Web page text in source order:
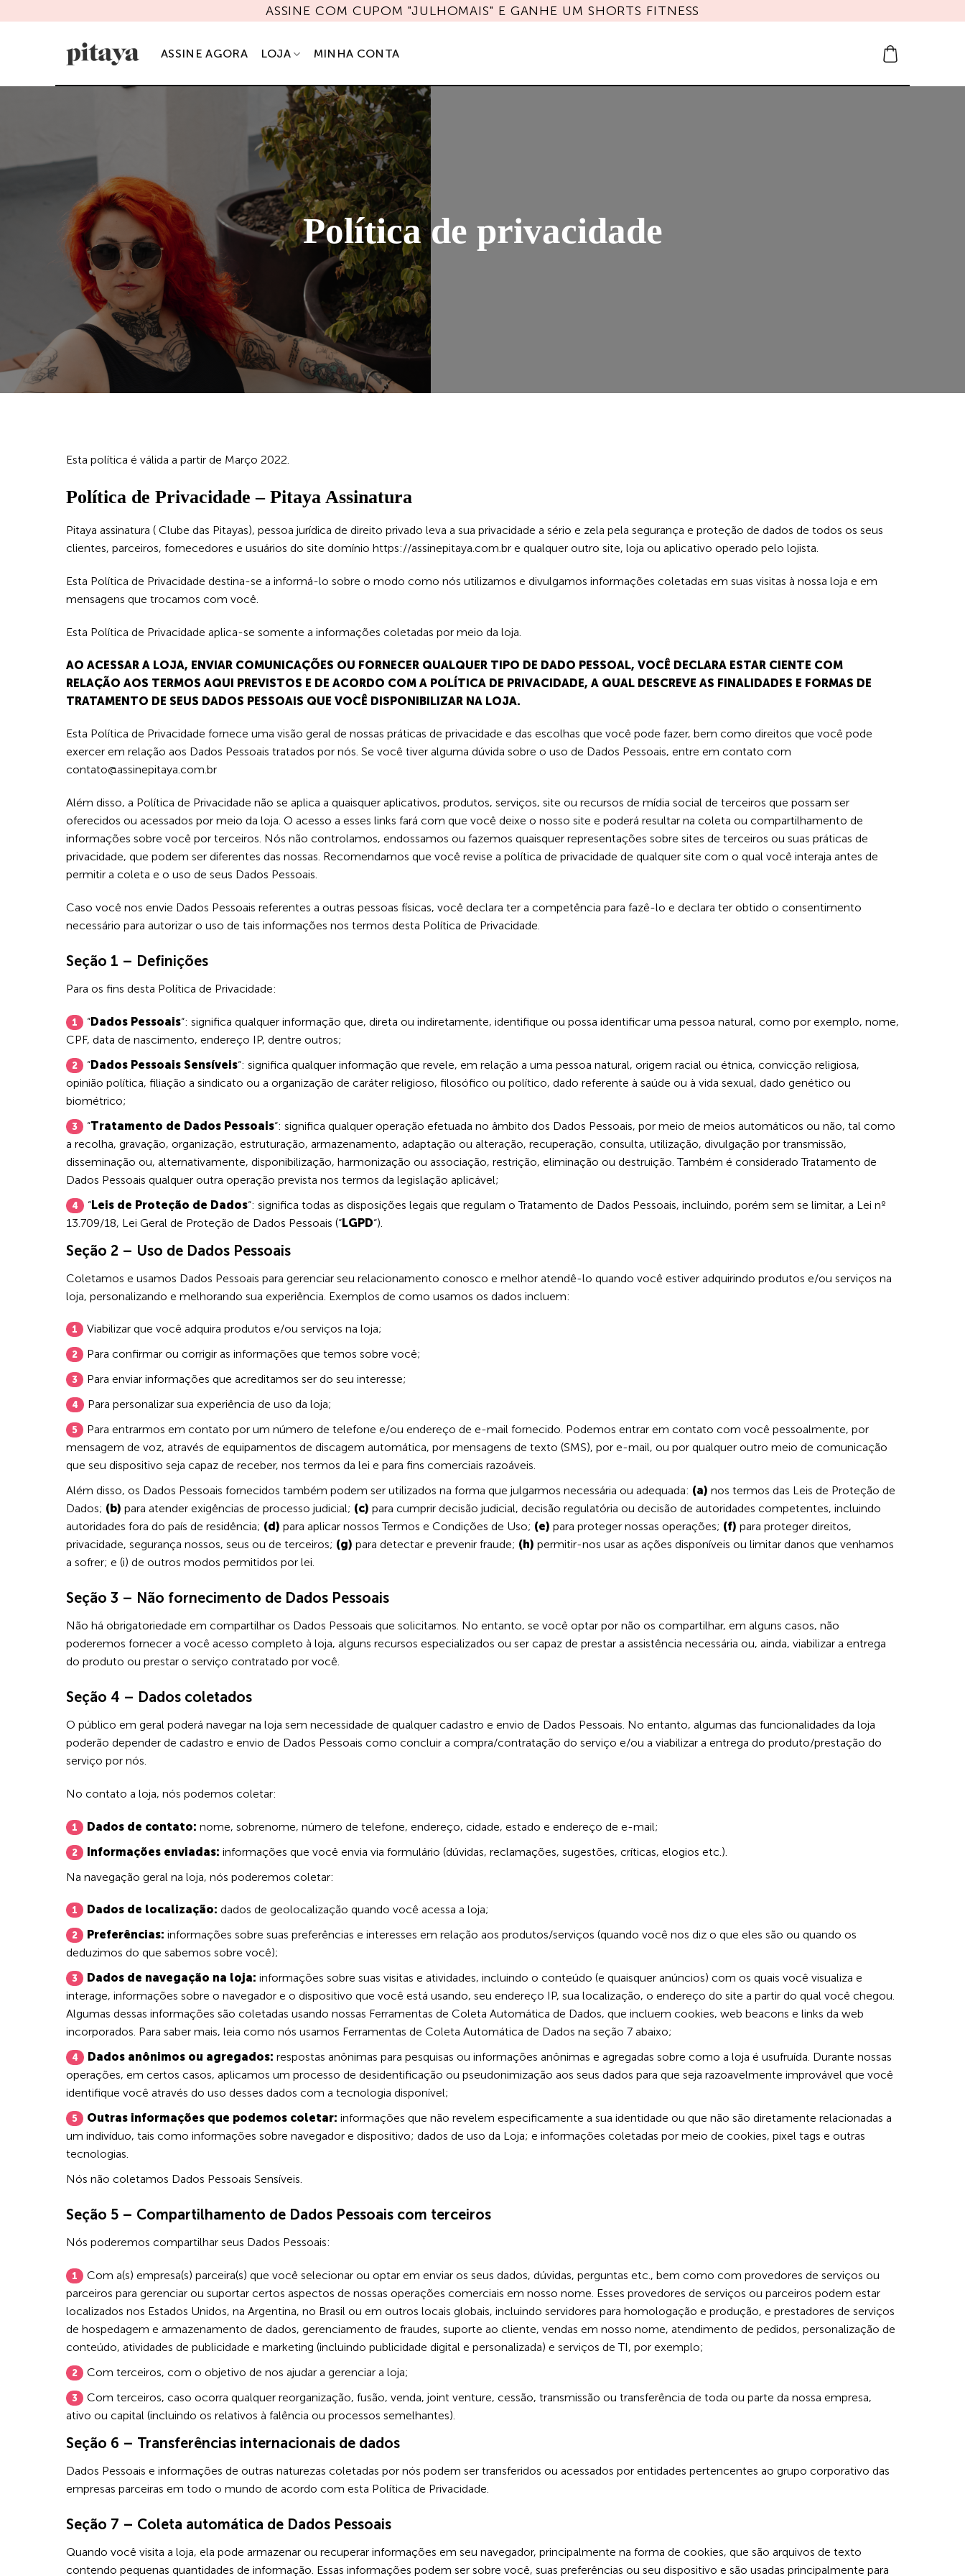
to
ASSINE COM CUPOM "JULHOMAIS" E GANHE UM SHORTS FITNESS
ASSINE AGORA LOJA MINHA CONTA
Política de privacidade
Esta política é válida a partir de Março 2022.
Política de Privacidade – Pitaya Assinatura
Pitaya assinatura ( Clube das Pitayas), pessoa jurídica de direito privado leva a sua privacidade a sério e zela pela segurança e proteção de dados de todos os seus
clientes, parceiros, fornecedores e usuários do site domínio https://assinepitaya.com.br e qualquer outro site, loja ou aplicativo operado pelo lojista.
Esta Política de Privacidade destina-se a informá-lo sobre o modo como nós utilizamos e divulgamos informações coletadas em suas visitas à nossa loja e em
mensagens que trocamos com você.
Esta Política de Privacidade aplica-se somente a informações coletadas por meio da loja.
AO ACESSAR A LOJA, ENVIAR COMUNICAÇÕES OU FORNECER QUALQUER TIPO DE DADO PESSOAL, VOCÊ DECLARA ESTAR CIENTE COM
RELAÇÃO AOS TERMOS AQUI PREVISTOS E DE ACORDO COM A POLÍTICA DE PRIVACIDADE, A QUAL DESCREVE AS FINALIDADES E FORMAS DE
TRATAMENTO DE SEUS DADOS PESSOAIS QUE VOCÊ DISPONIBILIZAR NA LOJA.
Esta Política de Privacidade fornece uma visão geral de nossas práticas de privacidade e das escolhas que você pode fazer, bem como direitos que você pode
exercer em relação aos Dados Pessoais tratados por nós. Se você tiver alguma dúvida sobre o uso de Dados Pessoais, entre em contato com
contato@assinepitaya.com.br
Além disso, a Política de Privacidade não se aplica a quaisquer aplicativos, produtos, serviços, site ou recursos de mídia social de terceiros que possam ser
oferecidos ou acessados por meio da loja. O acesso a esses links fará com que você deixe o nosso site e poderá resultar na coleta ou compartilhamento de
informações sobre você por terceiros. Nós não controlamos, endossamos ou fazemos quaisquer representações sobre sites de terceiros ou suas práticas de
privacidade, que podem ser diferentes das nossas. Recomendamos que você revise a política de privacidade de qualquer site com o qual você interaja antes de
permitir a coleta e o uso de seus Dados Pessoais.
Caso você nos envie Dados Pessoais referentes a outras pessoas físicas, você declara ter a competência para fazê-lo e declara ter obtido o consentimento
necessário para autorizar o uso de tais informações nos termos desta Política de Privacidade.
Seção 1 – Definições
Para os fins desta Política de Privacidade:
“Dados Pessoais“: significa qualquer informação que, direta ou indiretamente, identifique ou possa identificar uma pessoa natural, como por exemplo, nome,
CPF, data de nascimento, endereço IP, dentre outros;
“Dados Pessoais Sensíveis“: significa qualquer informação que revele, em relação a uma pessoa natural, origem racial ou étnica, convicção religiosa,
opinião política, filiação a sindicato ou a organização de caráter religioso, filosófico ou político, dado referente à saúde ou à vida sexual, dado genético ou
biométrico;
“Tratamento de Dados Pessoais“: significa qualquer operação efetuada no âmbito dos Dados Pessoais, por meio de meios automáticos ou não, tal como
a recolha, gravação, organização, estruturação, armazenamento, adaptação ou alteração, recuperação, consulta, utilização, divulgação por transmissão,
disseminação ou, alternativamente, disponibilização, harmonização ou associação, restrição, eliminação ou destruição. Também é considerado Tratamento de
Dados Pessoais qualquer outra operação prevista nos termos da legislação aplicável;
“Leis de Proteção de Dados“: significa todas as disposições legais que regulam o Tratamento de Dados Pessoais, incluindo, porém sem se limitar, a Lei nº
13.709/18, Lei Geral de Proteção de Dados Pessoais (“LGPD“).
Seção 2 – Uso de Dados Pessoais
Coletamos e usamos Dados Pessoais para gerenciar seu relacionamento conosco e melhor atendê-lo quando você estiver adquirindo produtos e/ou serviços na
loja, personalizando e melhorando sua experiência. Exemplos de como usamos os dados incluem:
Viabilizar que você adquira produtos e/ou serviços na loja;
Para confirmar ou corrigir as informações que temos sobre você;
Para enviar informações que acreditamos ser do seu interesse;
Para personalizar sua experiência de uso da loja;
Para entrarmos em contato por um número de telefone e/ou endereço de e-mail fornecido. Podemos entrar em contato com você pessoalmente, por
mensagem de voz, através de equipamentos de discagem automática, por mensagens de texto (SMS), por e-mail, ou por qualquer outro meio de comunicação
que seu dispositivo seja capaz de receber, nos termos da lei e para fins comerciais razoáveis.
Além disso, os Dados Pessoais fornecidos também podem ser utilizados na forma que julgarmos necessária ou adequada: (a) nos termos das Leis de Proteção de
Dados; (b) para atender exigências de processo judicial; (c) para cumprir decisão judicial, decisão regulatória ou decisão de autoridades competentes, incluindo
autoridades fora do país de residência; (d) para aplicar nossos Termos e Condições de Uso; (e) para proteger nossas operações; (f) para proteger direitos,
privacidade, segurança nossos, seus ou de terceiros; (g) para detectar e prevenir fraude; (h) permitir-nos usar as ações disponíveis ou limitar danos que venhamos
a sofrer; e (i) de outros modos permitidos por lei.
Seção 3 – Não fornecimento de Dados Pessoais
Não há obrigatoriedade em compartilhar os Dados Pessoais que solicitamos. No entanto, se você optar por não os compartilhar, em alguns casos, não
poderemos fornecer a você acesso completo à loja, alguns recursos especializados ou ser capaz de prestar a assistência necessária ou, ainda, viabilizar a entrega
do produto ou prestar o serviço contratado por você.
Seção 4 – Dados coletados
O público em geral poderá navegar na loja sem necessidade de qualquer cadastro e envio de Dados Pessoais. No entanto, algumas das funcionalidades da loja
poderão depender de cadastro e envio de Dados Pessoais como concluir a compra/contratação do serviço e/ou a viabilizar a entrega do produto/prestação do
serviço por nós.
No contato a loja, nós podemos coletar:
Dados de contato: nome, sobrenome, número de telefone, endereço, cidade, estado e endereço de e-mail;
Informações enviadas: informações que você envia via formulário (dúvidas, reclamações, sugestões, críticas, elogios etc.).
Na navegação geral na loja, nós poderemos coletar:
Dados de localização: dados de geolocalização quando você acessa a loja;
Preferências: informações sobre suas preferências e interesses em relação aos produtos/serviços (quando você nos diz o que eles são ou quando os
deduzimos do que sabemos sobre você);
Dados de navegação na loja: informações sobre suas visitas e atividades, incluindo o conteúdo (e quaisquer anúncios) com os quais você visualiza e
interage, informações sobre o navegador e o dispositivo que você está usando, seu endereço IP, sua localização, o endereço do site a partir do qual você chegou.
Algumas dessas informações são coletadas usando nossas Ferramentas de Coleta Automática de Dados, que incluem cookies, web beacons e links da web
incorporados. Para saber mais, leia como nós usamos Ferramentas de Coleta Automática de Dados na seção 7 abaixo;
Dados anônimos ou agregados: respostas anônimas para pesquisas ou informações anônimas e agregadas sobre como a loja é usufruída. Durante nossas
operações, em certos casos, aplicamos um processo de desidentificação ou pseudonimização aos seus dados para que seja razoavelmente improvável que você
identifique você através do uso desses dados com a tecnologia disponível;
Outras informações que podemos coletar: informações que não revelem especificamente a sua identidade ou que não são diretamente relacionadas a
um indivíduo, tais como informações sobre navegador e dispositivo; dados de uso da Loja; e informações coletadas por meio de cookies, pixel tags e outras
tecnologias.
Nós não coletamos Dados Pessoais Sensíveis.
Seção 5 – Compartilhamento de Dados Pessoais com terceiros
Nós poderemos compartilhar seus Dados Pessoais:
Com a(s) empresa(s) parceira(s) que você selecionar ou optar em enviar os seus dados, dúvidas, perguntas etc., bem como com provedores de serviços ou
parceiros para gerenciar ou suportar certos aspectos de nossas operações comerciais em nosso nome. Esses provedores de serviços ou parceiros podem estar
localizados nos Estados Unidos, na Argentina, no Brasil ou em outros locais globais, incluindo servidores para homologação e produção, e prestadores de serviços
de hospedagem e armazenamento de dados, gerenciamento de fraudes, suporte ao cliente, vendas em nosso nome, atendimento de pedidos, personalização de
conteúdo, atividades de publicidade e marketing (incluindo publicidade digital e personalizada) e serviços de TI, por exemplo;
Com terceiros, com o objetivo de nos ajudar a gerenciar a loja;
Com terceiros, caso ocorra qualquer reorganização, fusão, venda, joint venture, cessão, transmissão ou transferência de toda ou parte da nossa empresa,
ativo ou capital (incluindo os relativos à falência ou processos semelhantes).
Seção 6 – Transferências internacionais de dados
Dados Pessoais e informações de outras naturezas coletadas por nós podem ser transferidos ou acessados por entidades pertencentes ao grupo corporativo das
empresas parceiras em todo o mundo de acordo com esta Política de Privacidade.
Seção 7 – Coleta automática de Dados Pessoais
Quando você visita a loja, ela pode armazenar ou recuperar informações em seu navegador, principalmente na forma de cookies, que são arquivos de texto
contendo pequenas quantidades de informação. Essas informações podem ser sobre você, suas preferências ou seu dispositivo e são usadas principalmente para